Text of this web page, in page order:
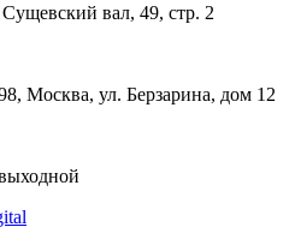
вал, 49, стр. 2
Москва, ул. Берзарина, дом 12